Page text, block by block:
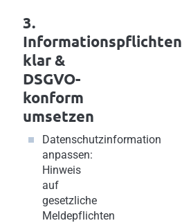
3.
Informationspflichten
klar &
DSGVO-
konform
umsetzen
Datenschutzinformation
anpassen:
Hinweis
auf
gesetzliche
Meldepflichten